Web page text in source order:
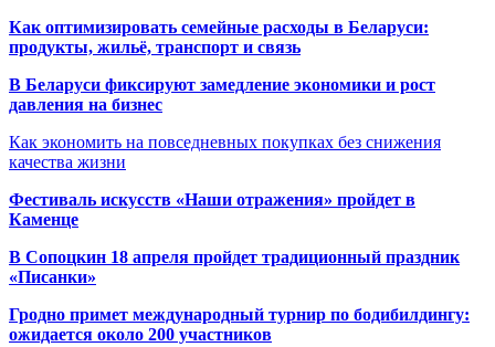
Как оптимизировать семейные расходы в Беларуси:
продукты, жильё, транспорт и связь
В Беларуси фиксируют замедление экономики и рост
давления на бизнес
Как экономить на повседневных покупках без снижения
качества жизни
Фестиваль искусств «Наши отражения» пройдет в
Каменце
В Сопоцкин 18 апреля пройдет традиционный праздник
«Писанки»
Гродно примет международный турнир по бодибилдингу:
ожидается около 200 участников